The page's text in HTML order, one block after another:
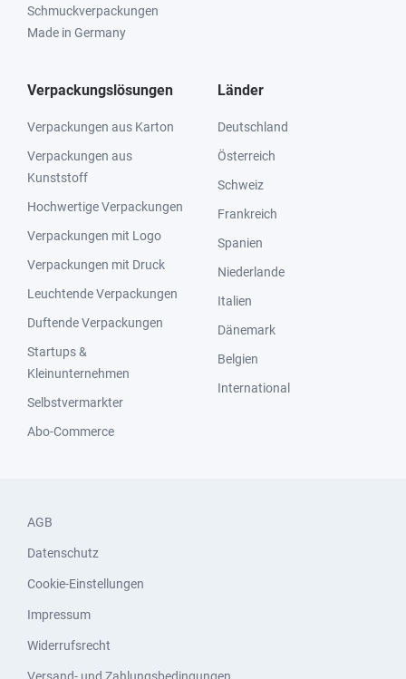
Schmuckverpackungen
Made in Germany
Verpackungslösungen
Verpackungen aus Karton
Verpackungen aus
Kunststoff
Hochwertige Verpackungen
Verpackungen mit Logo
Verpackungen mit Druck
Leuchtende Verpackungen
Duftende Verpackungen
Startups &
Kleinunternehmen
Selbstvermarkter
Abo-Commerce
Länder
Deutschland
Österreich
Schweiz
Frankreich
Spanien
Niederlande
Italien
Dänemark
Belgien
International
AGB
Datenschutz
Cookie-Einstellungen
Impressum
Widerrufsrecht